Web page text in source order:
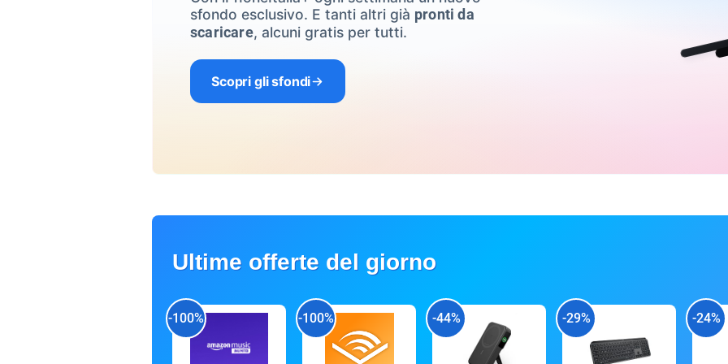
sfondo esclusivo. E tanti altri già pronti da
scaricare, alcuni gratis per tutti.
Scopri gli sfondi
Ultime offerte del giorno
-100% -100% -44% -29% -24%